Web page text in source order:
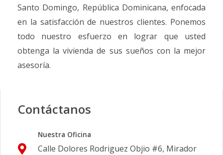
Santo Domingo, República Dominicana, enfocada
en la satisfacción de nuestros clientes. Ponemos
todo nuestro esfuerzo en lograr que usted
obtenga la vivienda de sus sueños con la mejor
asesoría.
Contáctanos
Nuestra Oficina
Calle Dolores Rodriguez Objio #6, Mirador